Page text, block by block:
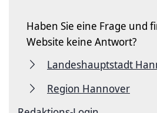
Haben Sie eine Frage und
Website keine Antwort?
Landeshauptstadt
Region Hannover